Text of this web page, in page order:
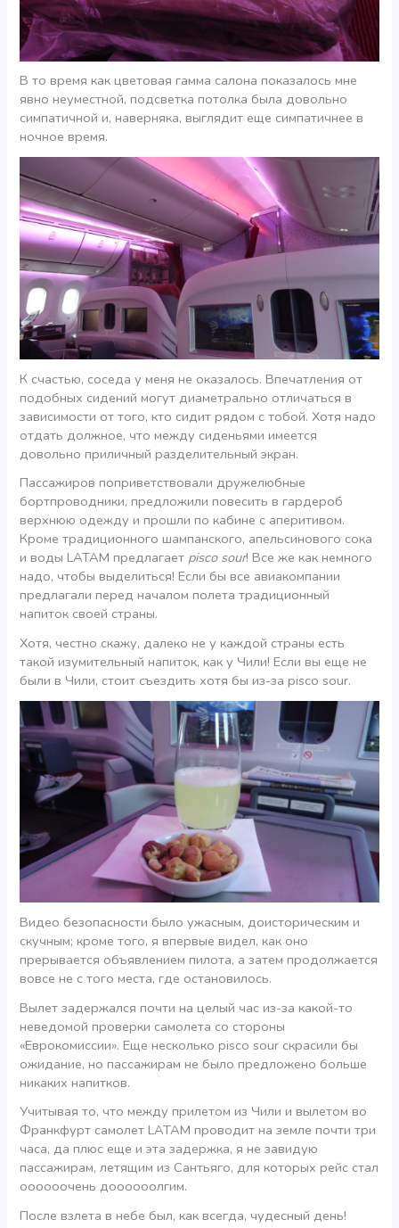
В то время как цветовая гамма салона показалось мне
явно неуместной, подсветка потолка была довольно
симпатичной и, наверняка, выглядит еще симпатичнее в
ночное время.
К счастью, соседа у меня не оказалось. Впечатления от
подобных сидений могут диаметрально отличаться в
зависимости от того, кто сидит рядом с тобой. Хотя надо
отдать должное, что между сиденьями имеется
довольно приличный разделительный экран.
Пассажиров поприветствовали дружелюбные
бортпроводники, предложили повесить в гардероб
верхнюю одежду и прошли по кабине с аперитивом.
Кроме традиционного шампанского, апельсинового сока
и воды LATAM предлагает pisco sour! Все же как немного
надо, чтобы выделиться! Если бы все авиакомпании
предлагали перед началом полета традиционный
напиток своей страны.
Хотя, честно скажу, далеко не у каждой страны есть
такой изумительный напиток, как у Чили! Если вы еще не
были в Чили, стоит съездить хотя бы из-за pisco sour.
Видео безопасности было ужасным, доисторическим и
скучным; кроме того, я впервые видел, как оно
прерывается объявлением пилота, а затем продолжается
вовсе не с того места, где остановилось.
Вылет задержался почти на целый час из-за какой-то
неведомой проверки самолета со стороны
«Еврокомиссии». Еще несколько pisco sour скрасили бы
ожидание, но пассажирам не было предложено больше
никаких напитков.
Учитывая то, что между прилетом из Чили и вылетом во
Франкфурт самолет LATAM проводит на земле почти три
часа, да плюс еще и эта задержка, я не завидую
пассажирам, летящим из Сантьяго, для которых рейс стал
оооооочень доооооолгим.
После взлета в небе был, как всегда, чудесный день!